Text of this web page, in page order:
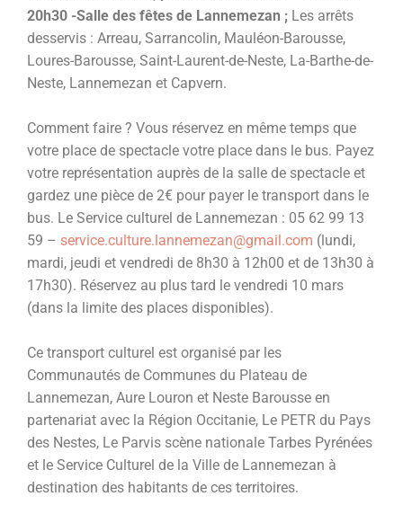
20h30 -Salle des fêtes de Lannemezan ; Les arrêts
desservis : Arreau, Sarrancolin, Mauléon-Barousse,
Loures-Barousse, Saint-Laurent-de-Neste, La-Barthe-de-
Neste, Lannemezan et Capvern.
Comment faire ? Vous réservez en même temps que
votre place de spectacle votre place dans le bus. Payez
votre représentation auprès de la salle de spectacle et
gardez une pièce de 2€ pour payer le transport dans le
bus. Le Service culturel de Lannemezan : 05 62 99 13
59 – service.culture.lannemezan@gmail.com (lundi,
mardi, jeudi et vendredi de 8h30 à 12h00 et de 13h30 à
17h30). Réservez au plus tard le vendredi 10 mars
(dans la limite des places disponibles).
Ce transport culturel est organisé par les
Communautés de Communes du Plateau de
Lannemezan, Aure Louron et Neste Barousse en
partenariat avec la Région Occitanie, Le PETR du Pays
des Nestes, Le Parvis scène nationale Tarbes Pyrénées
et le Service Culturel de la Ville de Lannemezan à
destination des habitants de ces territoires.